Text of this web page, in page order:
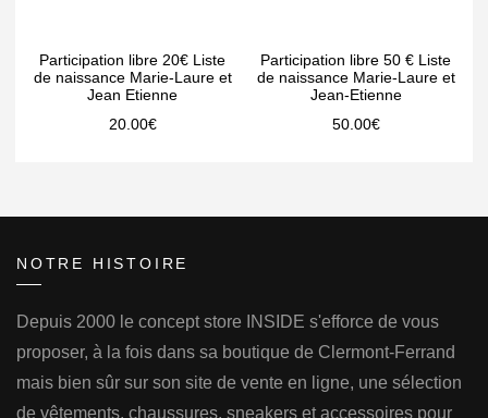
Participation libre 20€ Liste
de naissance Marie-Laure et
Jean Etienne
20.00€
Participation libre 50 € Liste
de naissance Marie-Laure et
Jean-Etienne
50.00€
NOTRE HISTOIRE
Depuis 2000 le concept store INSIDE s'efforce de vous
proposer, à la fois dans sa boutique de Clermont-Ferrand
mais bien sûr sur son site de vente en ligne, une sélection
de vêtements, chaussures, sneakers et accessoires pour